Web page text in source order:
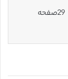
29صفحه